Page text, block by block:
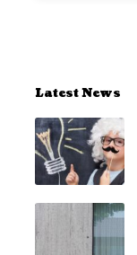
Latest News